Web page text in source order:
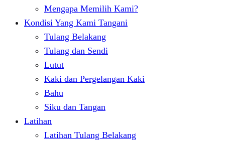
Mengapa Memilih Kami?
Kondisi Yang Kami Tangani
Tulang Belakang
Tulang dan Sendi
Lutut
Kaki dan Pergelangan Kaki
Bahu
Siku dan Tangan
Latihan
Latihan Tulang Belakang